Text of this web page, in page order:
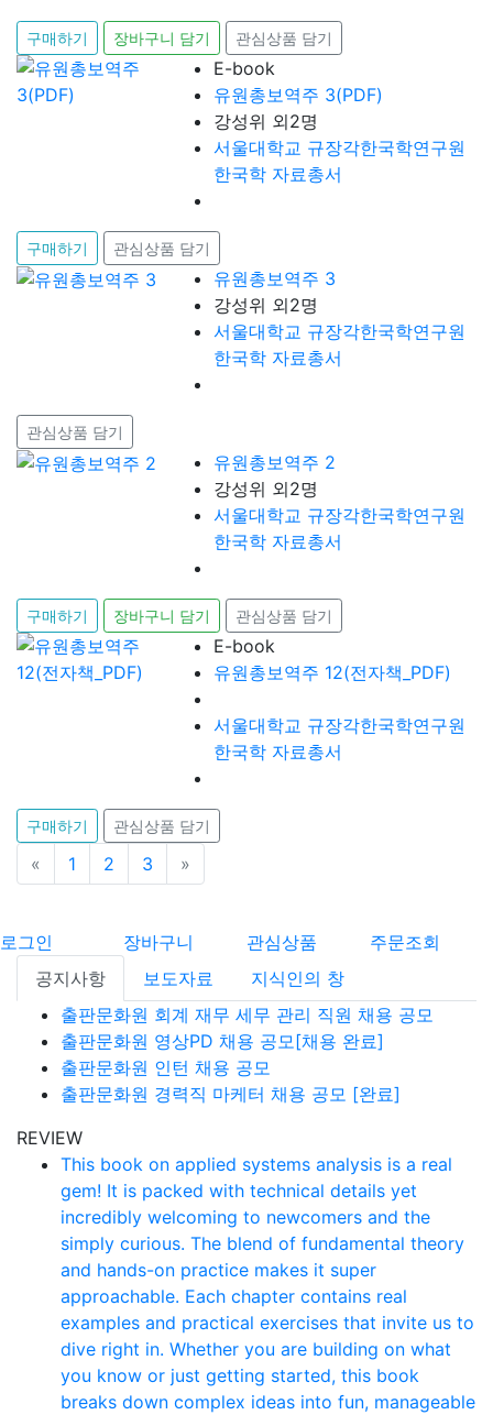
구매하기 장바구니 담기 관심상품 담기
E-book
유원총보역주 3(PDF)
강성위 외2명
서울대학교 규장각한국학연구원
한국학 자료총서
구매하기 관심상품 담기
유원총보역주 3
강성위 외2명
서울대학교 규장각한국학연구원
한국학 자료총서
관심상품 담기
유원총보역주 2
강성위 외2명
서울대학교 규장각한국학연구원
한국학 자료총서
구매하기 장바구니 담기 관심상품 담기
E-book
유원총보역주 12(전자책_PDF)
서울대학교 규장각한국학연구원
한국학 자료총서
구매하기 관심상품 담기
« 이전
1 2 3 »
로그인 장바구니 관심상품
주문조회
공지사항
보도자료
지식인의 창
출판문화원 회계 재무 세무 관리 직원 채용 공모
출판문화원 영상PD 채용 공모[채용 완료]
출판문화원 인턴 채용 공모
출판문화원 경력직 마케터 채용 공모 [완료]
REVIEW
This book on applied systems analysis is a real
gem! It is packed with technical details yet
incredibly welcoming to newcomers and the
simply curious. The blend of fundamental theory
and hands-on practice makes it super
approachable. Each chapter contains real
examples and practical exercises that invite us to
dive right in. Whether you are building on what
you know or just getting started, this book
breaks down complex ideas into fun, manageable